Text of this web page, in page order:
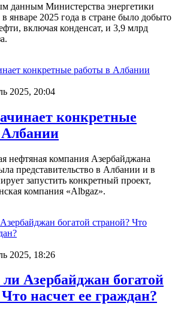
данным Министерства энергетики
январе 2025 года в стране было добыто
включая конденсат, и 3,9 млрд
2025, 20:04
конкретные
нефтяная компания Азербайджана
представительство в Албании и в
запустить конкретный проект,
компания «Albgaz».
2025, 18:26
Азербайджан богатой
насчет ее граждан?